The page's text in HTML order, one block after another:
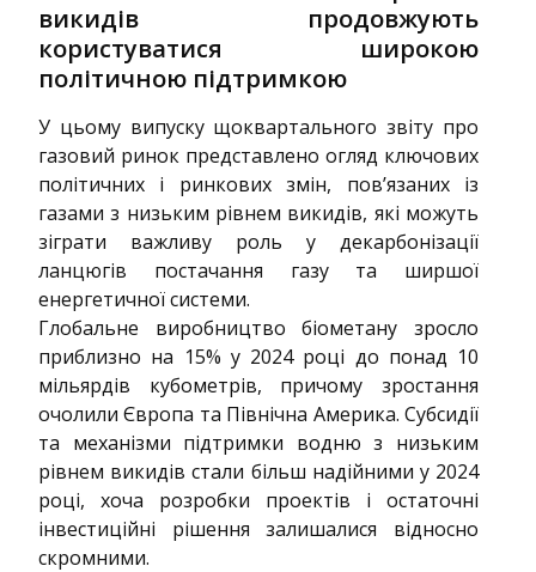
викидів продовжують
користуватися широкою
політичною підтримкою
У цьому випуску щоквартального звіту про
газовий ринок представлено огляд ключових
політичних і ринкових змін, пов’язаних із
газами з низьким рівнем викидів, які можуть
зіграти важливу роль у декарбонізації
ланцюгів постачання газу та ширшої
енергетичної системи.
Глобальне виробництво біометану зросло
приблизно на 15% у 2024 році до понад 10
мільярдів кубометрів, причому зростання
очолили Європа та Північна Америка. Субсидії
та механізми підтримки водню з низьким
рівнем викидів стали більш надійними у 2024
році, хоча розробки проектів і остаточні
інвестиційні рішення залишалися відносно
скромними.